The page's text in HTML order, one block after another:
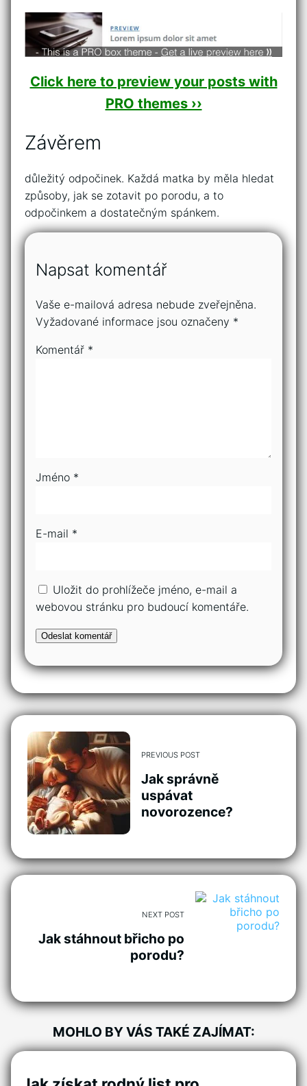
Click here to preview your posts with
PRO themes ››
Závěrem
důležitý odpočinek. Každá matka by měla hledat
způsoby, jak se zotavit po porodu, a to
odpočinkem a dostatečným spánkem.
Napsat komentář
Vaše e-mailová adresa nebude zveřejněna.
Vyžadované informace jsou označeny *
Komentář *
Jméno *
E-mail *
Uložit do prohlížeče jméno, e-mail a
webovou stránku pro budoucí komentáře.
PREVIOUS POST
Jak správně
uspávat
novorozence?
NEXT POST
Jak stáhnout břicho po
porodu?
MOHLO BY VÁS TAKÉ ZAJÍMAT: